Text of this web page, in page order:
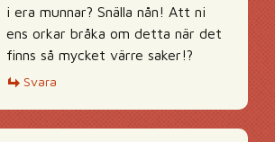
i era munnar? Snälla nån! Att ni
ens orkar bråka om detta när det
finns så mycket värre saker!?
Svara